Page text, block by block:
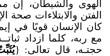
الهوى والشيطان، إن
الفتن والابتلاءات صحة
كان الإنسان قويًا في
مع ربه، كلما ازداد
حجتـه، قال تعالى: {